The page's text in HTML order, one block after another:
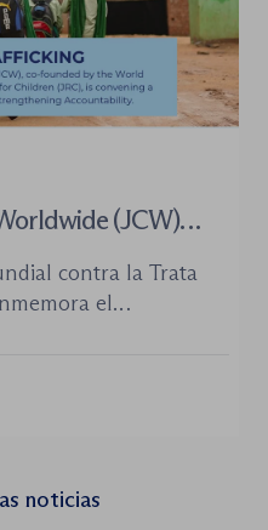
(JCW)
de menores y
Derecho
contra la Trata
el
(WJA) y Just
«Trata de
rendición de
noticias